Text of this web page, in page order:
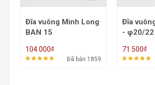
Đĩa vuông ảo BAN 14
- φ20/22
71.500
Đã bán 1753
Âu tôm
19,5,
182.000